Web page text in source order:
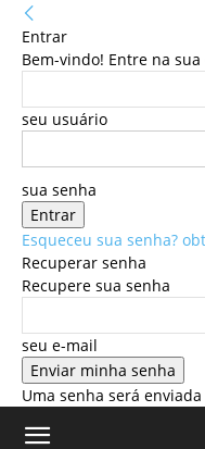
Entrar
Bem-vindo! Entre na sua
seu usuário
sua senha
Esqueceu sua senha?
Recuperar senha
Recupere sua senha
seu e-mail
Uma senha será